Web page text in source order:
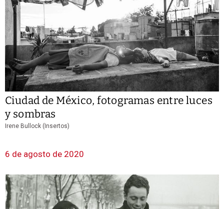
Ciudad de México, fotogramas entre luces
y sombras
Irene Bullock (Insertos)
6 de agosto de 2020